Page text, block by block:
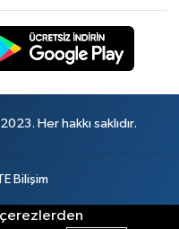
Her hakkı saklıdır.
Bilişim
çerezlerden